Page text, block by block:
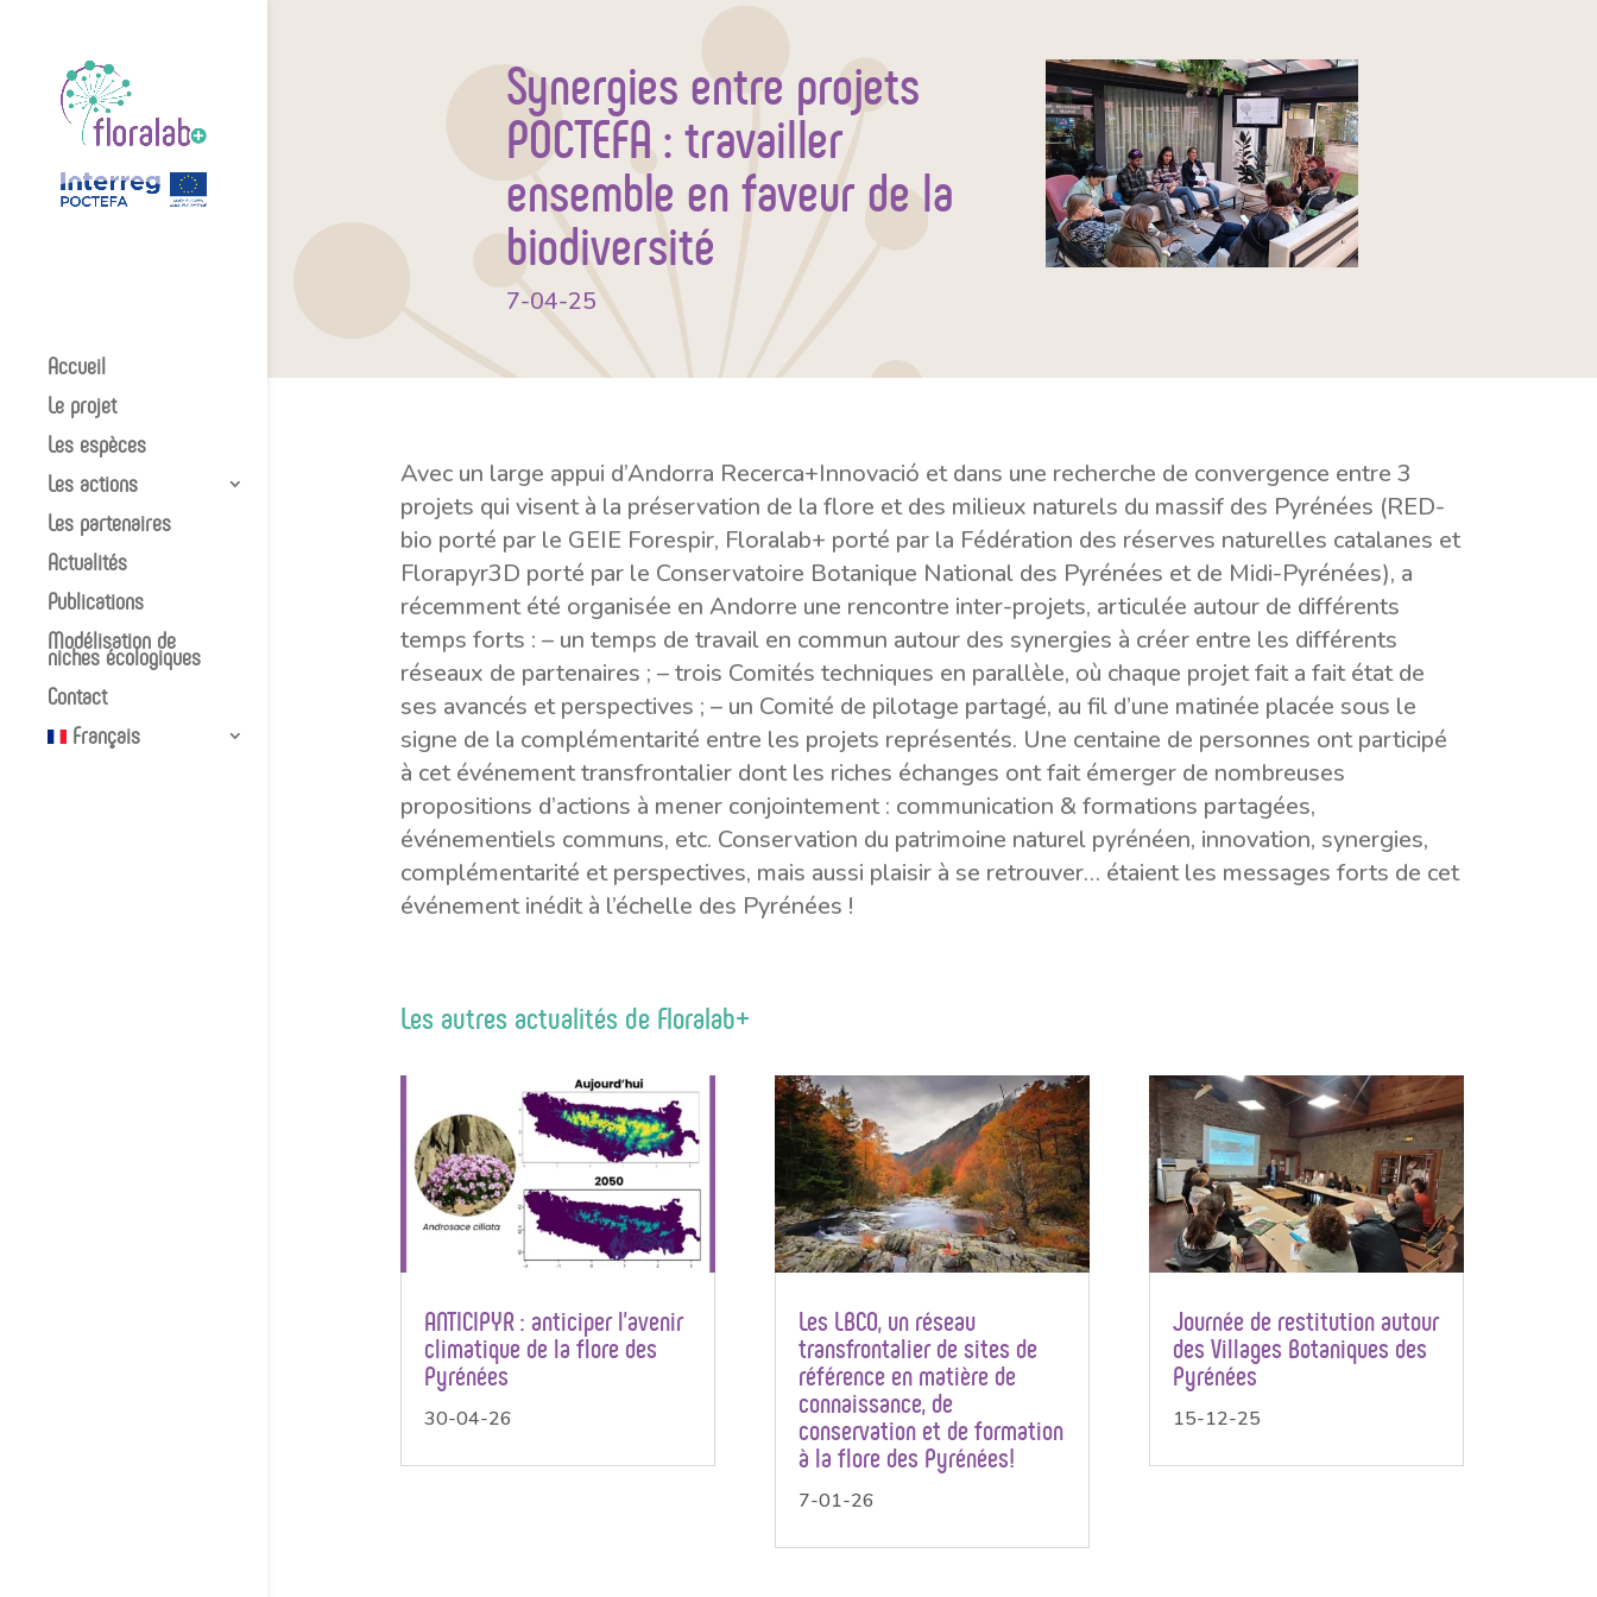
Accueil
Le projet
Les espèces
Les actions
Les partenaires
Actualités
Publications
Modélisation de
niches écologiques
Contact
Français
Synergies entre projets
POCTEFA : travailler
ensemble en faveur de la
biodiversité
7-04-25
Avec un large appui d’Andorra Recerca+Innovació et dans une recherche de convergence entre 3
projets qui visent à la préservation de la flore et des milieux naturels du massif des Pyrénées (RED-
bio porté par le GEIE Forespir, Floralab+ porté par la Fédération des réserves naturelles catalanes et
Florapyr3D porté par le Conservatoire Botanique National des Pyrénées et de Midi-Pyrénées), a
récemment été organisée en Andorre une rencontre inter-projets, articulée autour de différents
temps forts : – un temps de travail en commun autour des synergies à créer entre les différents
réseaux de partenaires ; – trois Comités techniques en parallèle, où chaque projet fait a fait état de
ses avancés et perspectives ; – un Comité de pilotage partagé, au fil d’une matinée placée sous le
signe de la complémentarité entre les projets représentés. Une centaine de personnes ont participé
à cet événement transfrontalier dont les riches échanges ont fait émerger de nombreuses
propositions d’actions à mener conjointement : communication & formations partagées,
événementiels communs, etc. Conservation du patrimoine naturel pyrénéen, innovation, synergies,
complémentarité et perspectives, mais aussi plaisir à se retrouver… étaient les messages forts de cet
événement inédit à l’échelle des Pyrénées !
Les autres actualités de Floralab+
ANTICIPYR : anticiper l’avenir
climatique de la flore des
Pyrénées
30-04-26
Les LBCO, un réseau
transfrontalier de sites de
référence en matière de
connaissance, de
conservation et de formation
à la flore des Pyrénées!
7-01-26
Journée de restitution autour
des Villages Botaniques des
Pyrénées
15-12-25